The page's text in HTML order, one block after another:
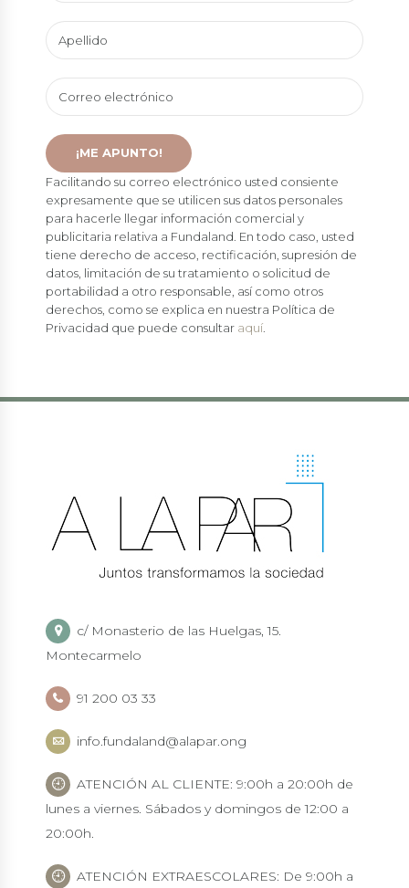
Facilitando su correo electrónico usted consiente
expresamente que se utilicen sus datos personales
para hacerle llegar información comercial y
publicitaria relativa a Fundaland. En todo caso, usted
tiene derecho de acceso, rectificación, supresión de
datos, limitación de su tratamiento o solicitud de
portabilidad a otro responsable, así como otros
derechos, como se explica en nuestra Política de
Privacidad que puede consultar aquí
c/ Monasterio de las Huelgas, 15.
Montecarmelo
91 200 03 33
info.fundaland@alapar.ong
ATENCIÓN AL CLIENTE: 9:00h a 20:00h de
lunes a viernes. Sábados y domingos de 12:00 a
20:00h.
ATENCIÓN EXTRAESCOLARES: De 9:00h a